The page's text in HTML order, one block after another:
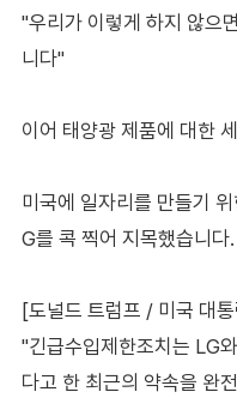
"우리가 이렇게 하지 않으
니다"
이어 태양광 제품에 대한
미국에 일자리를 만들기
G를 콕 찍어 지목했습니다.
[도널드 트럼프 / 미국 대
"긴급수입제한조치는 LG
다고 한 최근의 약속을 완